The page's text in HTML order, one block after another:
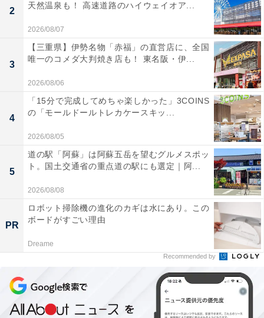
【今日チェックしたい】Pioneerの人気商品5選
Pioneer「ND-BC9」
2
天然温泉も！ 高速道路のハイウェイオア...
2026/08/07
3
【三重県】伊勢名物「赤福」の直営店に、全国
唯一のコメダ大判焼き店も！ 東名阪・伊...
2026/08/06
4
「15分で完成してめちゃ楽しかった」3COINS
の「モールドールトレカケースキッ...
2026/08/05
5
道の駅「阿蘇」は阿蘇五岳を望むグルメスポッ
ト。国土交通省の重点道の駅にも選定｜阿...
2026/08/08
PR
ロボット掃除機の進化のカギは水にあり。この
ボードがすごい理由
Dreame
Recommended by